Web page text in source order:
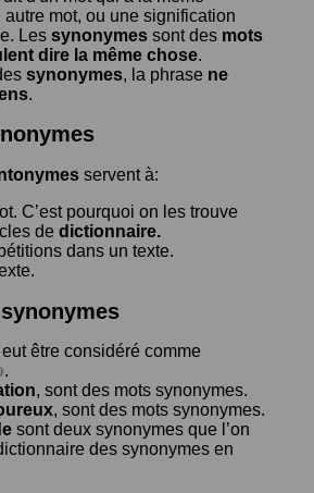
mot, ou une signification
Les synonymes sont des mots
dire la même chose.
synonymes, la phrase ne
.
servent à:
C’est pourquoi on les trouve
de dictionnaire.
dans un texte.
eut être considéré comme
.
, sont des mots synonymes.
, sont des mots synonymes.
sont deux synonymes que l’on
des synonymes en